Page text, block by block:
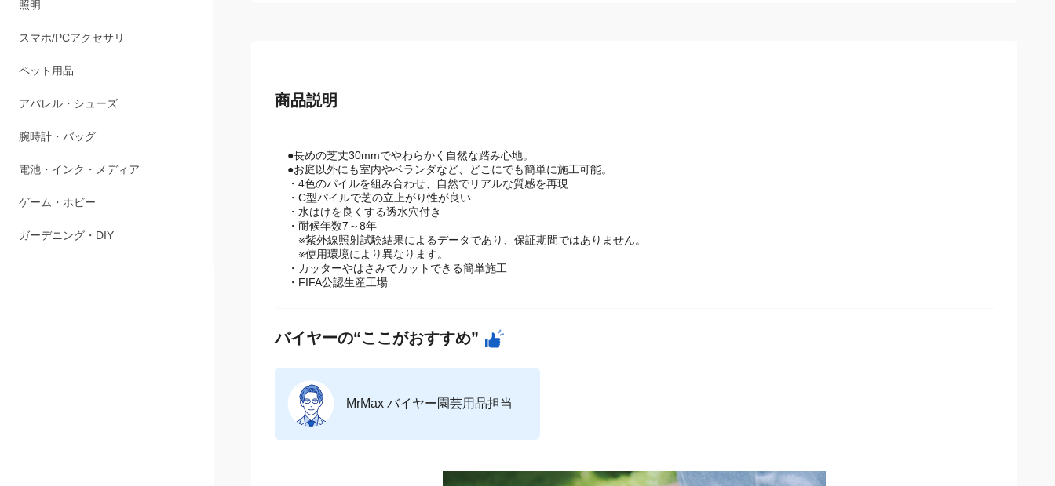
健康・美容家電
照明
スマホ/PCアクセサリ
●長めの芝丈30mmでやわらかく自然な踏み心地。
●お庭以外にも室内やベランダなど、どこにでも簡単に施工可能。
・4色のパイルを組み合わせ、自然でリアルな質感を再現
・C型パイルで芝の立上がり性が良い
・水はけを良くする透水穴付き
・耐候年数7～8年
※紫外線照射試験結果によるデータであり、保証期間ではありません。
※使用環境により異なります。
・カッターやはさみでカットできる簡単施工